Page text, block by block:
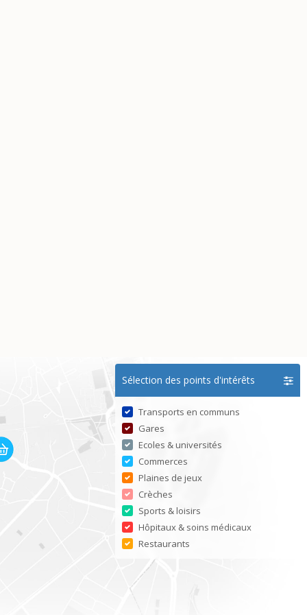
Sélection des points d'intérêts
Transports en communs
Gares
Ecoles & universités
Commerces
Plaines de jeux
Crèches
Sports & loisirs
Hôpitaux & soins médicaux
Restaurants